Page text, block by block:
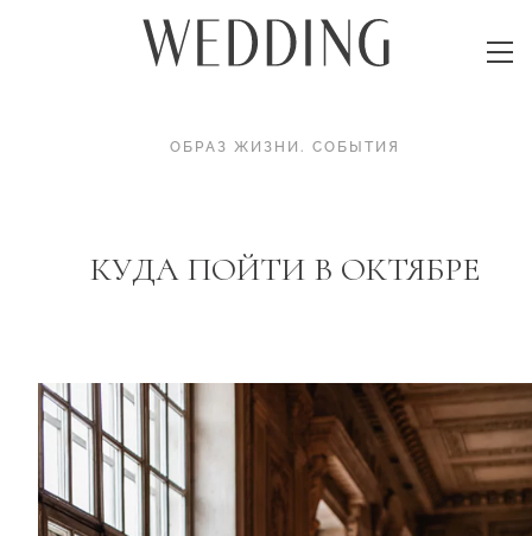
ОБРАЗ ЖИЗНИ . СОБЫТИЯ
КУДА ПОЙТИ В ОКТЯБРЕ